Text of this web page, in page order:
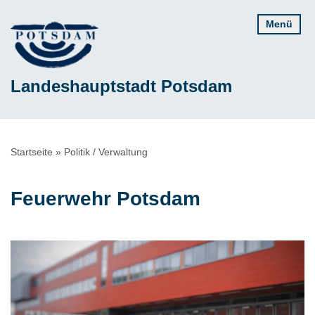
zum
Inhalt
Landeshauptstadt Potsdam
Menü
Pfadnavigation
Startseite Politik / Verwaltung
Feuerwehr Potsdam